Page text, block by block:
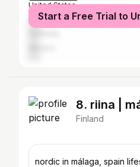
United States
Brazil
Start a Free Trial to
8. riina |
Finland
nordic in málaga, spain lifestyle • running • travel